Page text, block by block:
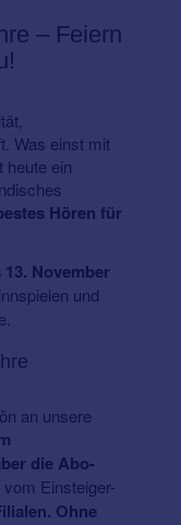
– Feiern
Was einst mit
heute ein
Hören für
November
und
an unsere
die Abo-
vom Einsteiger-
Ohne